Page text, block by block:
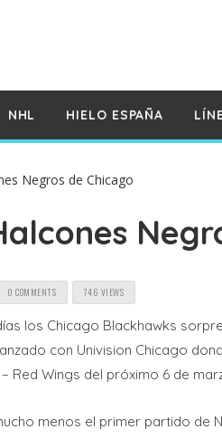
NHL HIELO ESPAÑA
0 COMMENTS 746 VIEWS
los Chicago Blackhawks
con Univision Chicago
Red Wings del próximo 6 de
menos el primer partido de